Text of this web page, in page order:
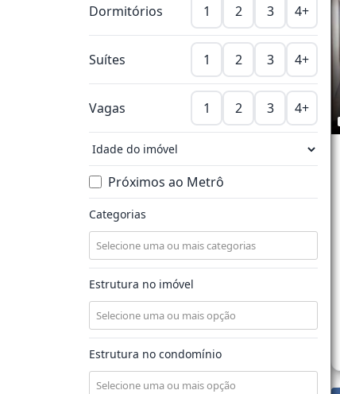
Dormitórios 1 2 3 4+
Suítes 1 2 3 4+
Vagas 1 2 3 4+
Próximos ao Metrô
Categorias
Estrutura no imóvel
Estrutura no condomínio